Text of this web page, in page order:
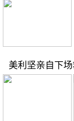
美利坚亲自下